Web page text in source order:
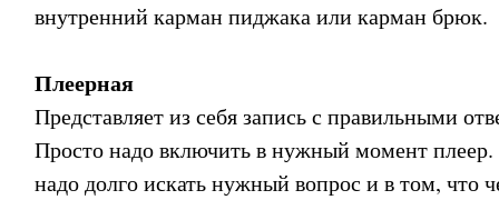
внутренний карман пиджака или карман брюк.
Плеерная
Представляет из себя запись с правильными
Просто надо включить в нужный момент плеер.
надо долго искать нужный вопрос и в том, что